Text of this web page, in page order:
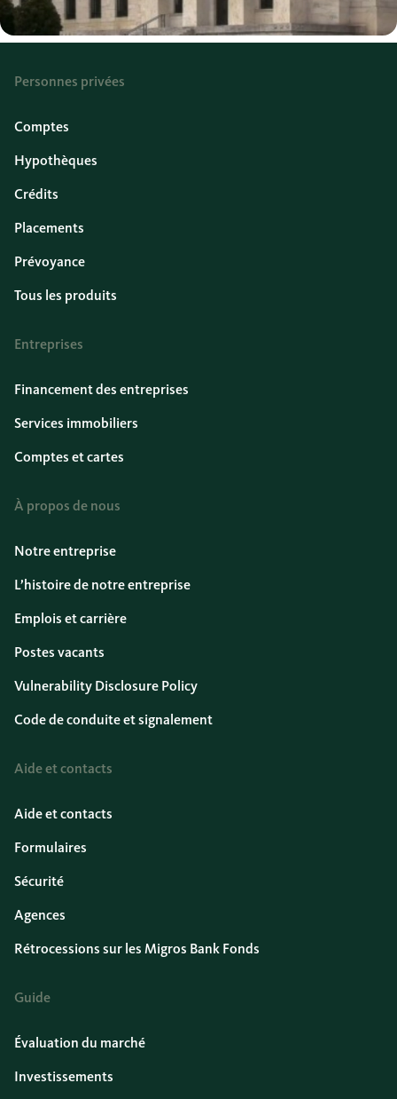
Personnes privées
Comptes
Hypothèques
Crédits
Placements
Prévoyance
Tous les produits
Entreprises
Financement des entreprises
Services immobiliers
Comptes et cartes
À propos de nous
Notre entreprise
L’histoire de notre entreprise
Emplois et carrière
Postes vacants
Vulnerability Disclosure Policy
Code de conduite et signalement
Aide et contacts
Aide et contacts
Formulaires
Sécurité
Agences
Rétrocessions sur les Migros Bank Fonds
Guide
Évaluation du marché
Investissements